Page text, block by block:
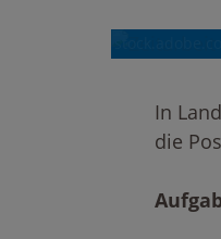
In
die